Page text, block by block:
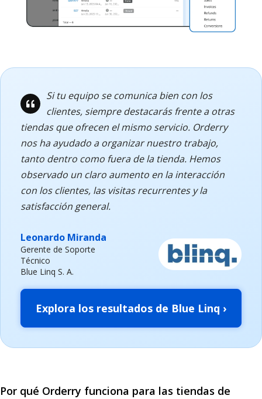
Si tu equipo se comunica bien con los
clientes, siempre destacarás frente a otras
tiendas que ofrecen el mismo servicio. Orderry
nos ha ayudado a organizar nuestro trabajo,
tanto dentro como fuera de la tienda. Hemos
observado un claro aumento en la interacción
con los clientes, las visitas recurrentes y la
satisfacción general.
Leonardo Miranda
Gerente de Soporte
Técnico
Blue Linq S. A.
Explora los resultados de Blue Linq ›
Por qué Orderry funciona para las tiendas de